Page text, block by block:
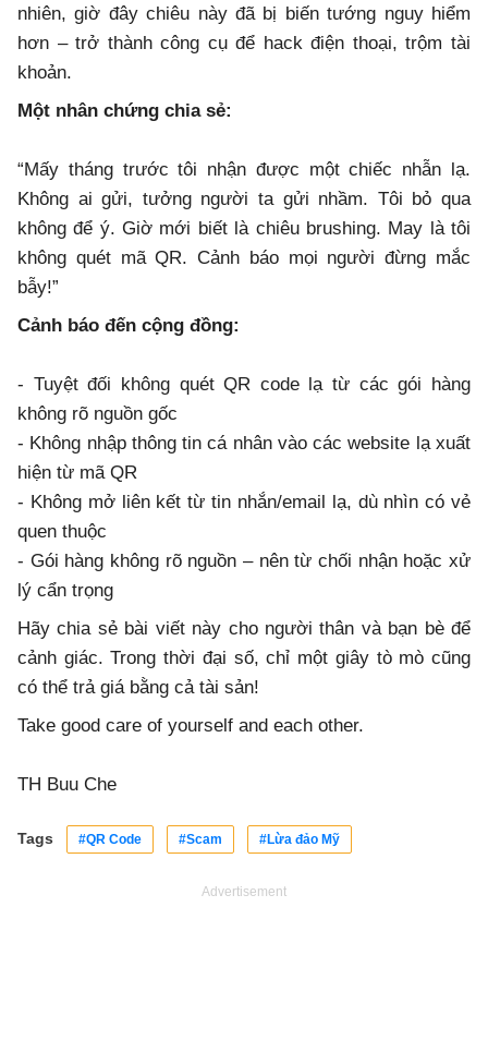
nhiên, giờ đây chiêu này đã bị biến tướng nguy hiểm
hơn – trở thành công cụ để hack điện thoại, trộm tài
khoản.
Một nhân chứng chia sẻ:
“Mấy tháng trước tôi nhận được một chiếc nhẫn lạ.
Không ai gửi, tưởng người ta gửi nhầm. Tôi bỏ qua
không để ý. Giờ mới biết là chiêu brushing. May là tôi
không quét mã QR. Cảnh báo mọi người đừng mắc
bẫy!”
Cảnh báo đến cộng đồng:
- Tuyệt đối không quét QR code lạ từ các gói hàng
không rõ nguồn gốc
- Không nhập thông tin cá nhân vào các website lạ xuất
hiện từ mã QR
- Không mở liên kết từ tin nhắn/email lạ, dù nhìn có vẻ
quen thuộc
- Gói hàng không rõ nguồn – nên từ chối nhận hoặc xử
lý cẩn trọng
Hãy chia sẻ bài viết này cho người thân và bạn bè để
cảnh giác. Trong thời đại số, chỉ một giây tò mò cũng
có thể trả giá bằng cả tài sản!
Take good care of yourself and each other.
TH Buu Che
Tags #QR Code #Scam #Lừa đảo Mỹ
Advertisement